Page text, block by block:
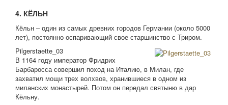
4. КЁЛЬН
Кёльн – один из самых древних городов Германии (около 5000
лет), постоянно оспаривающий свое старшинство с Триром.
Pilgerstaette_03
В 1164 году император Фридрих
Барбаросса совершил поход на Италию, в Милан, где
захватил мощи трех волхвов, хранившиеся в одном из
миланских монастырей. Потом он передал святыню в дар
Кёльну.